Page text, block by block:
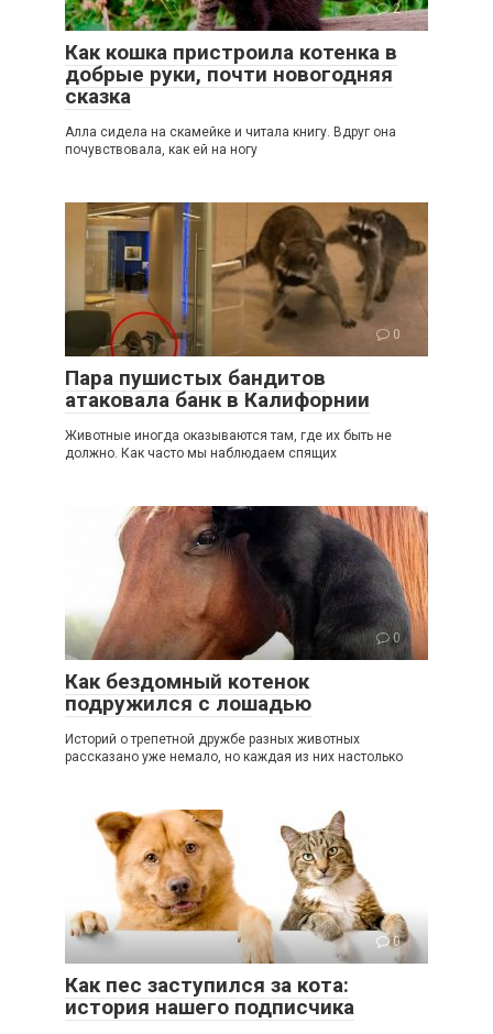
2
Как кошка пристроила котенка в
добрые руки, почти новогодняя
сказка
Алла сидела на скамейке и читала книгу. Вдруг она
почувствовала, как ей на ногу
0
Пара пушистых бандитов
атаковала банк в Калифорнии
Животные иногда оказываются там, где их быть не
должно. Как часто мы наблюдаем спящих
0
Как бездомный котенок
подружился с лошадью
Историй о трепетной дружбе разных животных
рассказано уже немало, но каждая из них настолько
0
Как пес заступился за кота:
история нашего подписчика